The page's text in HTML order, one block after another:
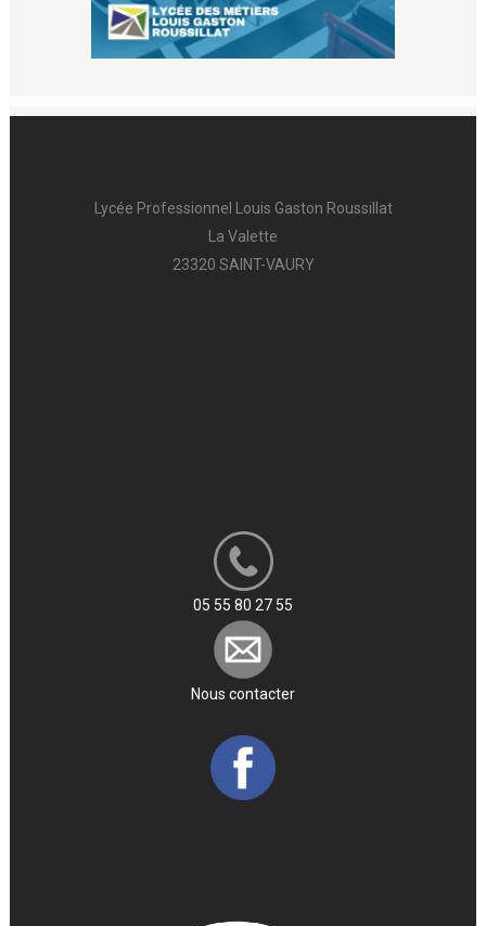
Lycée Professionnel Louis Gaston Roussillat
La Valette
23320 SAINT-VAURY
05 55 80 27 55
Nous contacter